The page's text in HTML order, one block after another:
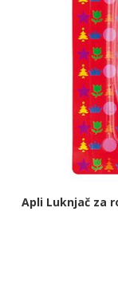
Apli Luknjač za